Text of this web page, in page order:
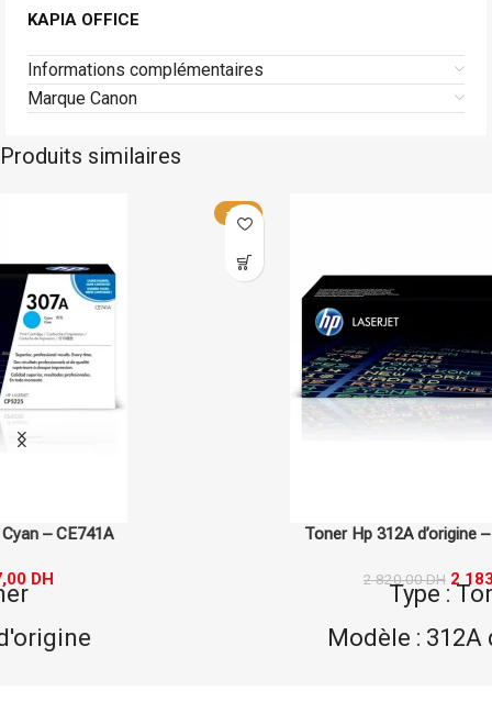
KAPIA OFFICE
Informations complémentaires
Marque Canon
Produits similaires
Toner Hp 312A d’origine – Cyan – CF381A
Hp
Modèle : 312A d'origine